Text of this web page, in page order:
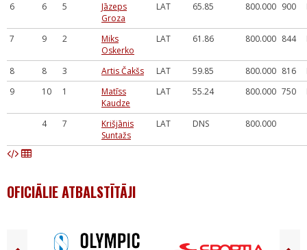
6 6 5
Jāzeps
Groza
LAT 65.85 800.000 900
7 9 2
Miks
Oskerko
LAT 61.86 800.000 844
8 8 3 Artis Čakšs LAT 59.85 800.000 816
9
10 1
Matīss
Kaudze
LAT 55.24 800.000 750
4 7
Krišjānis
Suntažs
LAT DNS 800.000
OFICIĀLIE ATBALSTĪTĀJI